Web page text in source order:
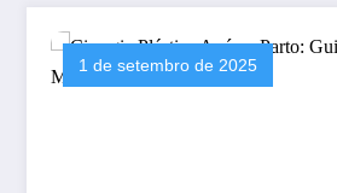
1 de setembro de 2025